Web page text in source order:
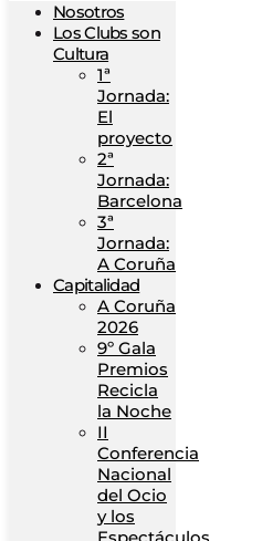
Nosotros
Los Clubs son
Cultura
1ª
Jornada:
El
proyecto
2ª
Jornada:
Barcelona
3ª
Jornada:
A Coruña
Capitalidad
A Coruña
2026
9º Gala
Premios
Recicla
la Noche
II
Conferencia
Nacional
del Ocio
y los